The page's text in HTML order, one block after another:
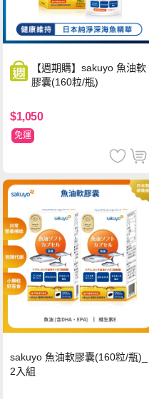
【週期購】sakuyo 魚油軟
膠囊(160粒/瓶)
$1,050
免運
sakuyo 魚油軟膠囊(160粒/瓶)_
2入組